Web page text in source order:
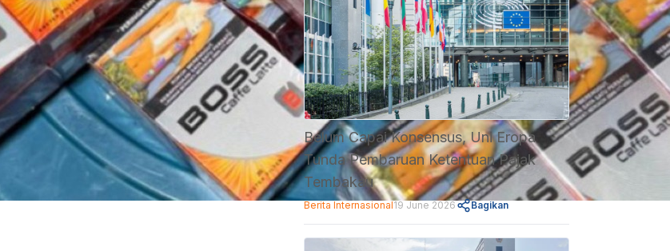
Belum Capai Konsensus, Uni Eropa
Tunda Pembaruan Ketentuan Pajak
Tembakau
Berita Internasional19 June 2026 Bagikan